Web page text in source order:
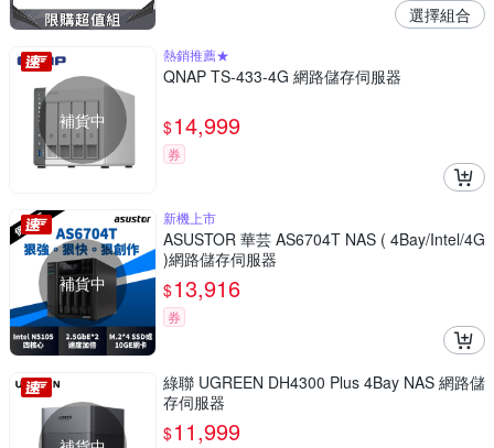
選擇組合
補貨中
熱銷推薦★
QNAP TS-433-4G 網路儲存伺服器
$14,999
券
補貨中
新機上市
ASUSTOR 華芸 AS6704T NAS ( 4Bay/Intel/4G
)網路儲存伺服器
$13,916
券
綠聯 UGREEN DH4300 Plus 4Bay NAS 網路儲
存伺服器
$11,999